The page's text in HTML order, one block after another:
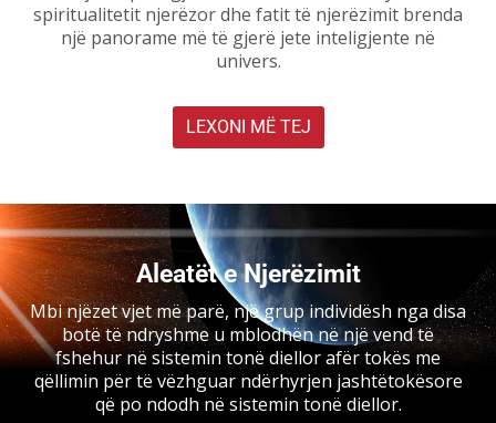
spiritualitetit njerëzor dhe fatit të njerëzimit brenda
një panorame më të gjerë jete inteligjente në
univers.
LEXONI MË TEJ
Aleatët e Njerëzimit
Mbi njëzet vjet më parë, një grup individësh nga disa
botë të ndryshme u mblodhën në një vend të
fshehur në sistemin tonë diellor afër tokës me
qëllimin për të vëzhguar ndërhyrjen jashtëtokësore
që po ndodh në sistemin tonë diellor.